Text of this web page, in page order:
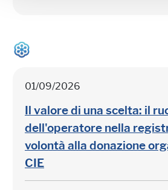
01/09/2026
Il valore di una scelta: il
dell'operatore nella
volontà alla donazione
CIE